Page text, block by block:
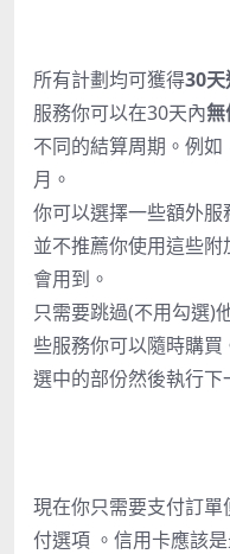
所有計劃均可獲得30
服務你可以在30天內無
不同的結算周期。例
月。
你可以選擇一些額外
並不推薦你使用這些
會用到。
只需要跳過(不用勾選)
些服務你可以隨時購
選中的部份然後執行下
現在你只需要支付訂
付選項 。信用卡應該